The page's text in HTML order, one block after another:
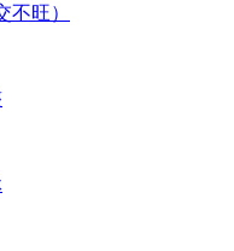
不旺）